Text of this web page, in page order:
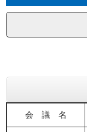
会 議 名